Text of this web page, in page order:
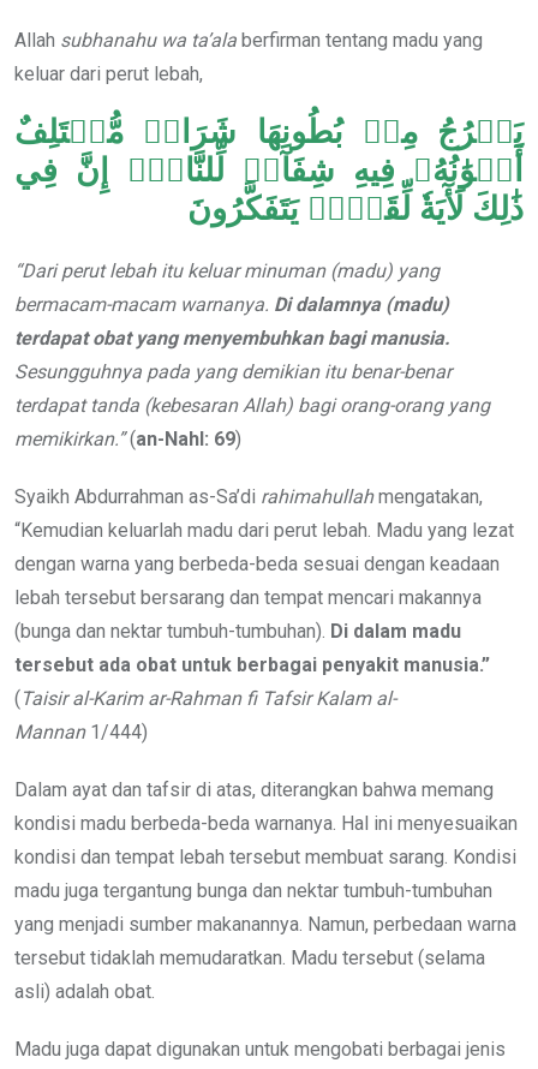
Allah subhanahu wa ta’ala berfirman tentang madu yang
keluar dari perut lebah,
يَخۡرُجُ مِنۢ بُطُونِهَا شَرَابٞ مُّخۡتَلِفٌ
أَلۡوَٰنُهُۥ فِيهِ شِفَآءٞ لِّلنَّاسِۚ إِنَّ فِي
ذَٰلِكَ لَأٓيَةٗ لِّقَوۡمٖ يَتَفَكَّرُونَ
“Dari perut lebah itu keluar minuman (madu) yang
bermacam-macam warnanya. Di dalamnya (madu)
terdapat obat yang menyembuhkan bagi manusia.
Sesungguhnya pada yang demikian itu benar-benar
terdapat tanda (kebesaran Allah) bagi orang-orang yang
memikirkan.”(an-Nahl: 69)
Syaikh Abdurrahman as-Sa’di rahimahullahmengatakan,
“Kemudian keluarlah madu dari perut lebah. Madu yang lezat
dengan warna yang berbeda-beda sesuai dengan keadaan
lebah tersebut bersarang dan tempat mencari makannya
(bunga dan nektar tumbuh-tumbuhan). Di dalam madu
tersebut ada obat untuk berbagai penyakit manusia.”
(Taisir al-Karim ar-Rahman fi Tafsir Kalam al-
Mannan1/444)
Dalam ayat dan tafsir di atas, diterangkan bahwa memang
kondisi madu berbeda-beda warnanya. Hal ini menyesuaikan
kondisi dan tempat lebah tersebut membuat sarang. Kondisi
madu juga tergantung bunga dan nektar tumbuh-tumbuhan
yang menjadi sumber makanannya. Namun, perbedaan warna
tersebut tidaklah memudaratkan. Madu tersebut (selama
asli) adalah obat.
Madu juga dapat digunakan untuk mengobati berbagai jenis